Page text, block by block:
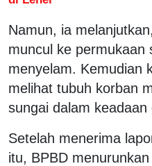
Namun, ia
muncul ke permukaan
menyelam. Kemudian
melihat tubuh korban
sungai dalam
Setelah menerima
itu, BPBD